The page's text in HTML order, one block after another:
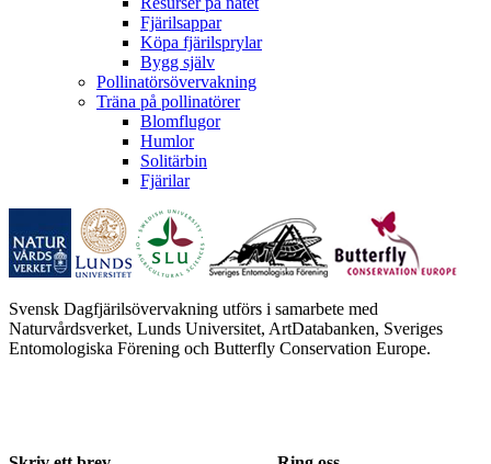
Fjärilsappar
Köpa fjärilsprylar
Bygg själv
Pollinatörsövervakning
Träna på pollinatörer
Blomflugor
Humlor
Solitärbin
Fjärilar
Svensk Dagfjärilsövervakning utförs i samarbete med
Naturvårdsverket, Lunds Universitet, ArtDatabanken, Sveriges
Entomologiska Förening och Butterfly Conservation Europe.